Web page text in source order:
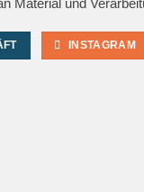
INSTAGRAM